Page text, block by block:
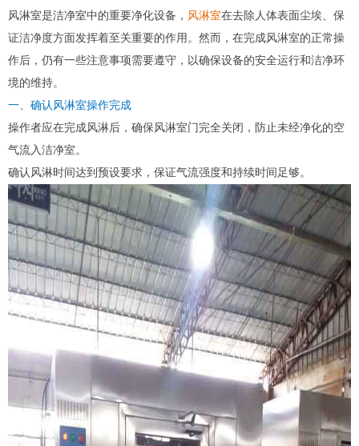
风淋室是洁净室中的重要净化设备， 风淋室在去除人体表面尘埃、保
证洁净度方面发挥着至关重要的作用。然而，在完成风淋室的正常操
作后，仍有一些注意事项需要遵守，以确保设备的安全运行和洁净环
境的维持。
一、确认风淋室操作完成
操作者应在完成风淋后，确保风淋室门完全关闭，防止未经净化的空
气流入洁净室。
确认风淋时间达到预设要求，保证气流强度和持续时间足够。